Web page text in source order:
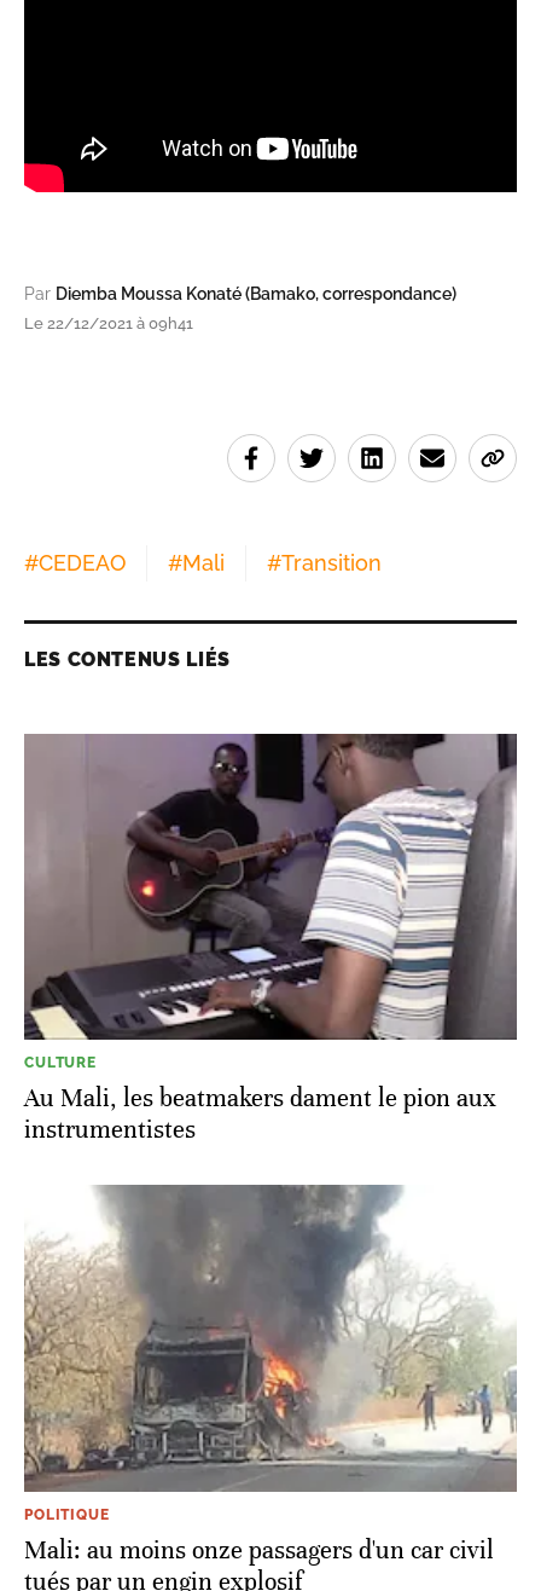
Par Diemba Moussa Konaté (Bamako, correspondance)
Le 22/12/2021 à 09h41
#CEDEAO #Mali #Transition
LES CONTENUS LIÉS
CULTURE
Au Mali, les beatmakers dament le pion aux
instrumentistes
POLITIQUE
Mali: au moins onze passagers d'un car civil
tués par un engin explosif